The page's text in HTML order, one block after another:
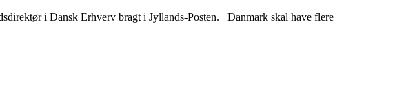
i Dansk Erhverv bragt i Jyllands-Posten. Danmark skal have flere